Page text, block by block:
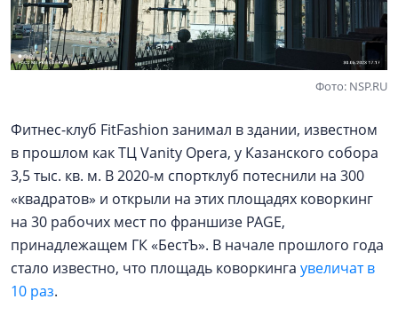
Фото: NSP.RU
Фитнес-клуб FitFashion занимал в здании, известном
в прошлом как ТЦ Vanity Opera, у Казанского собора
3,5 тыс. кв. м. В 2020-м спортклуб потеснили на 300
«квадратов» и открыли на этих площадях коворкинг
на 30 рабочих мест по франшизе PAGE,
принадлежащем ГК «БестЪ». В начале прошлого года
стало известно, что площадь коворкинга увеличат в
10 раз.